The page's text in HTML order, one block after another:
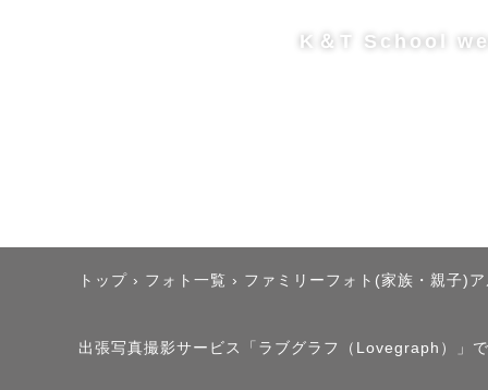
かっちり
それぞれ
わんちゃ
皆さんの
K＆T School
トップ › フォト一覧 › ファミリーフォト(家族・親子)ア
出張写真撮影サービス「ラブグラフ（Lovegraph）」